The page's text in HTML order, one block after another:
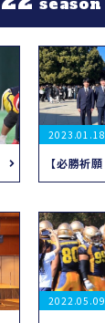
2023.01.18
2022.05.09